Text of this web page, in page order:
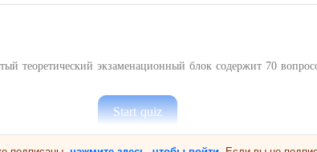
теоретический экзаменационный блок содержит 70